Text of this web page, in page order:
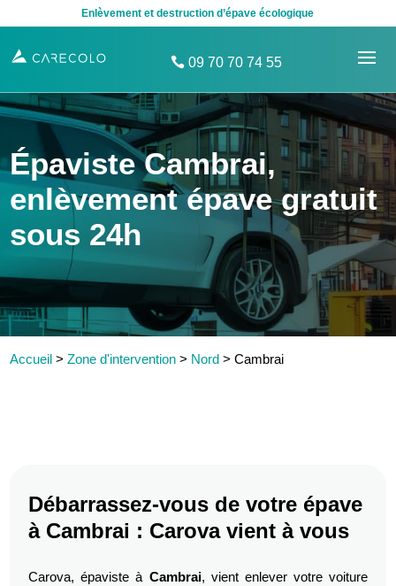
Enlèvement et destruction d’épave écologique
09 70 70 74 55
Épaviste Cambrai,
enlèvement épave gratuit
sous 24h
Accueil >Zone d'intervention > Nord >Cambrai
Débarrassez-vous de votre épave
à Cambrai : Carova vient à vous
Carova, épaviste à Cambrai, vient enlever votre voiture